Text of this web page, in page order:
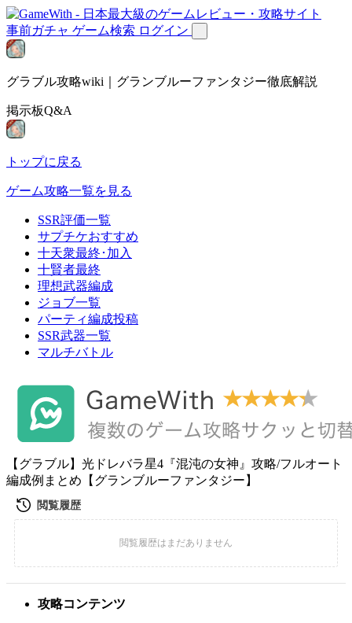
事前ガチャ ゲーム検索 ログイン
グラブル攻略wiki｜グランブルーファンタジー徹底解説
掲示板Q&A
トップに戻る
ゲーム攻略一覧を見る
SSR評価一覧
サプチケおすすめ
十天衆最終･加入
十賢者最終
理想武器編成
ジョブ一覧
パーティ編成投稿
SSR武器一覧
マルチバトル
【グラブル】光ドレバラ星4『混沌の女神』攻略/フルオート
編成例まとめ【グランブルーファンタジー】
攻略コンテンツ